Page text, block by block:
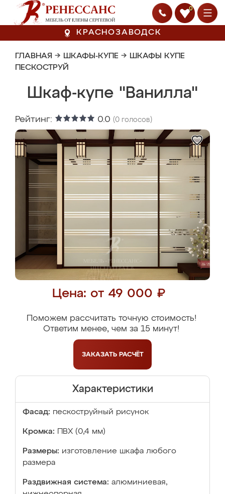
0
КРАСНОЗАВОДСК
ГЛАВНАЯ → ШКАФЫ-КУПЕ → ШКАФЫ КУПЕ
ПЕСКОСТРУЙ
Шкаф-купе "Ванилла"
Рейтинг: 0.0 (0 голосов)
Цена: от 49 000 ₽
Поможем рассчитать точную стоимость!
Ответим менее, чем за 15 минут!
ЗАКАЗАТЬ РАСЧЁТ
Характеристики
Фасад: пескоструйный рисунок
Кромка: ПВХ (0,4 мм)
Размеры: изготовление шкафа любого
размера
Раздвижная система: алюминиевая,